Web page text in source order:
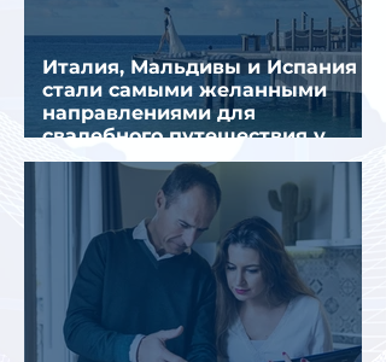
Италия, Мальдивы и Испания
стали самыми желанными
направлениями для
свадебного путешествия у
россиян